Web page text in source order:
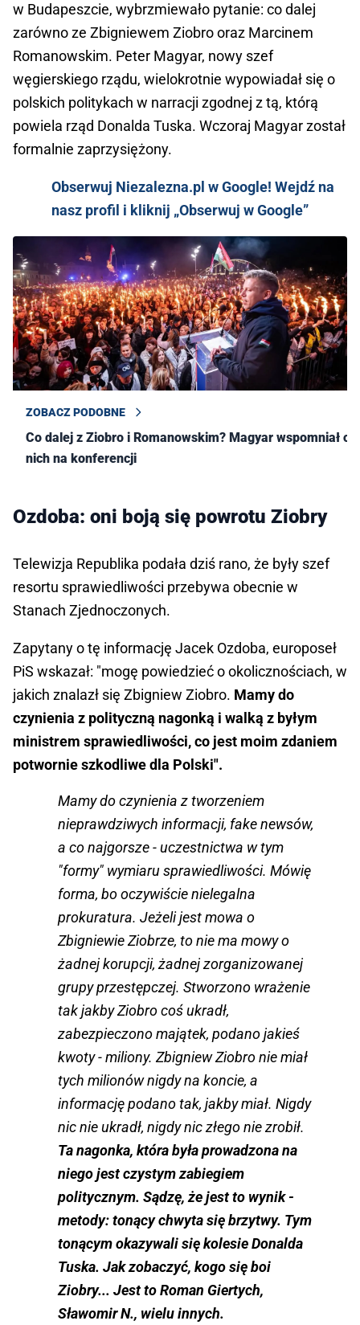
w Budapeszcie, wybrzmiewało pytanie: co dalej
zarówno ze Zbigniewem Ziobro oraz Marcinem
Romanowskim. Peter Magyar, nowy szef
węgierskiego rządu, wielokrotnie wypowiadał się o
polskich politykach w narracji zgodnej z tą, którą
powiela rząd Donalda Tuska. Wczoraj Magyar został
formalnie zaprzysiężony.
Obserwuj Niezalezna.pl w Google! Wejdź na
nasz profil i kliknij „Obserwuj w Google”
ZOBACZ PODOBNE
Co dalej z Ziobro i Romanowskim? Magyar wspomniał o
nich na konferencji
Ozdoba: oni boją się powrotu Ziobry
Telewizja Republika podała dziś rano, że były szef
resortu sprawiedliwości przebywa obecnie w
Stanach Zjednoczonych.
Zapytany o tę informację Jacek Ozdoba, europoseł
PiS wskazał: "mogę powiedzieć o okolicznościach, w
jakich znalazł się Zbigniew Ziobro. Mamy do
czynienia z polityczną nagonką i walką z byłym
ministrem sprawiedliwości, co jest moim zdaniem
potwornie szkodliwe dla Polski".
Mamy do czynienia z tworzeniem
nieprawdziwych informacji, fake newsów,
a co najgorsze - uczestnictwa w tym
"formy" wymiaru sprawiedliwości. Mówię
forma, bo oczywiście nielegalna
prokuratura. Jeżeli jest mowa o
Zbigniewie Ziobrze, to nie ma mowy o
żadnej korupcji, żadnej zorganizowanej
grupy przestępczej. Stworzono wrażenie
tak jakby Ziobro coś ukradł,
zabezpieczono majątek, podano jakieś
kwoty - miliony. Zbigniew Ziobro nie miał
tych milionów nigdy na koncie, a
informację podano tak, jakby miał. Nigdy
nic nie ukradł, nigdy nic złego nie zrobił.
Ta nagonka, która była prowadzona na
niego jest czystym zabiegiem
politycznym. Sądzę, że jest to wynik -
metody: tonący chwyta się brzytwy. Tym
tonącym okazywali się kolesie Donalda
Tuska. Jak zobaczyć, kogo się boi
Ziobry... Jest to Roman Giertych,
Sławomir N., wielu innych.